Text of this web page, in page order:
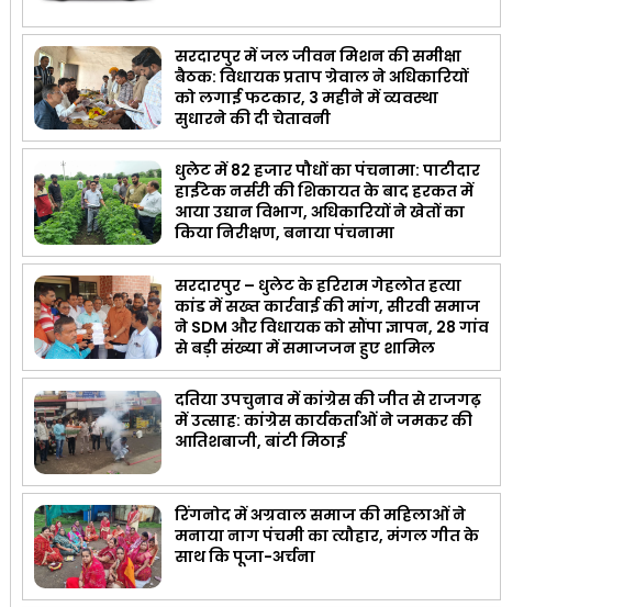
सरदारपुर में जल जीवन मिशन की समीक्षा
बैठक: विधायक प्रताप ग्रेवाल ने अधिकारियों
को लगाई फटकार, 3 महीने में व्यवस्था
सुधारने की दी चेतावनी
धुलेट में 82 हजार पौधों का पंचनामा: पाटीदार
हाईटेक नर्सरी की शिकायत के बाद हरकत में
आया उद्यान विभाग, अधिकारियों ने खेतों का
किया निरीक्षण, बनाया पंचनामा
सरदारपुर – धुलेट के हरिराम गेहलोत हत्या
कांड में सख्त कार्रवाई की मांग, सीरवी समाज
ने SDM और विधायक को सौंपा ज्ञापन, 28 गांव
से बड़ी संख्या में समाजजन हुए शामिल
दतिया उपचुनाव में कांग्रेस की जीत से राजगढ़
में उत्साह: कांग्रेस कार्यकर्ताओं ने जमकर की
आतिशबाजी, बांटी मिठाई
रिंगनोद में अग्रवाल समाज की महिलाओं ने
मनाया नाग पंचमी का त्यौहार, मंगल गीत के
साथ कि पूजा-अर्चना